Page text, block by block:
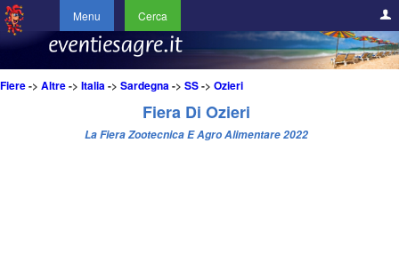
Menu Cerca
Fiere-> Altre-> Italia-> Sardegna-> SS-> Ozieri
Fiera Di Ozieri
La Fiera Zootecnica E Agro Alimentare 2022